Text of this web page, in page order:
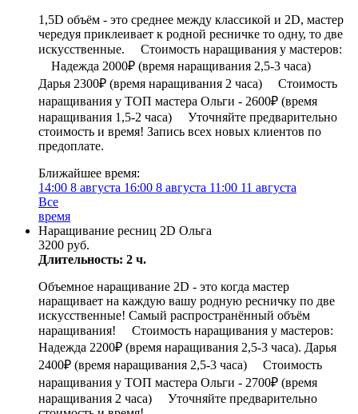
1,5D объём - это среднее между классикой и 2D, мастер
чередуя приклеивает к родной ресничке то одну, то две
искусственные. ⠀ Стоимость наращивания у мастеров:
⠀ Надежда 2000₽ (время наращивания 2,5-3 часа) ⠀
Дарья 2300₽ (время наращивания 2 часа) ⠀ Стоимость
наращивания у ТОП мастера Ольги - 2600₽ (время
наращивания 1,5-2 часа) ⠀ Уточняйте предварительно
стоимость и время! Запись всех новых клиентов по
предоплате.
Ближайшее время:
14:00 8 августа 16:00 8 августа 11:00 11 августа
Все
время
Наращивание ресниц 2D Ольга
3200 руб.
Длительность: 2 ч.
Объемное наращивание 2D - это когда мастер
наращивает на каждую вашу родную ресничку по две
искусственные! Самый распространённый объём
наращивания! ⠀ Стоимость наращивания у мастеров: ⠀
Надежда 2200₽ (время наращивания 2,5-3 часа). Дарья
2400₽ (время наращивания 2,5-3 часа) ⠀ Стоимость
наращивания у ТОП мастера Ольги - 2700₽ (время
наращивания 2 часа) ⠀ Уточняйте предварительно